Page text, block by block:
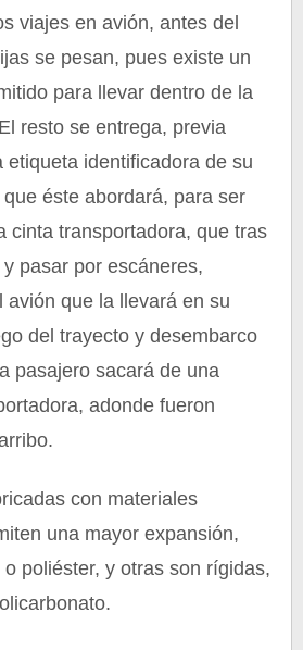
viajes en avión, antes del
se pesan, pues existe un
para llevar dentro de la
resto se entrega, previa
etiqueta identificadora de su
éste abordará, para ser
cinta transportadora, que tras
pasar por escáneres,
avión que la llevará en su
del trayecto y desembarco
pasajero sacará de una
adonde fueron
con materiales
una mayor expansión,
poliéster, y otras son rígidas,